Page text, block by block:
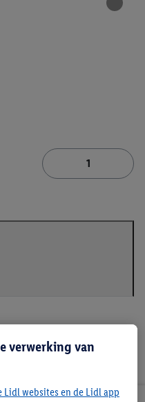
verwerking van
websites en de Lidl app